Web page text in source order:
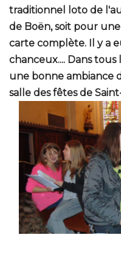
traditionnel loto de
de Boën, soit pour
carte complète. Il y a
chanceux.... Dans tous
une bonne ambiance
salle des fêtes de